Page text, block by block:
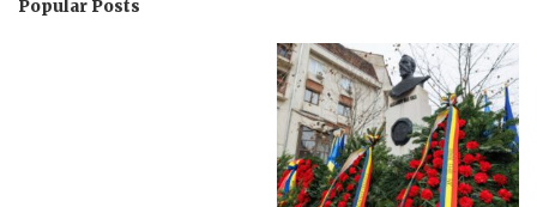
Popular Posts